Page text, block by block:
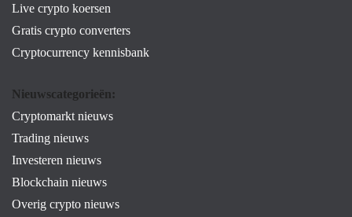
Live crypto koersen
Gratis crypto converters
Cryptocurrency kennisbank
Nieuwscategorieën:
Cryptomarkt nieuws
Trading nieuws
Investeren nieuws
Blockchain nieuws
Overig crypto nieuws